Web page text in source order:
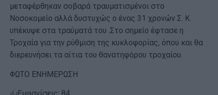
μεταφέρθηκαν σοβαρά τραυματισμένοι στο
Νοσοκομείο αλλά δυστυχώς ο ένας 31 χρονών Σ. Κ.
υπέκυψε στα τραύματά του .Στο σημείο έφτασε η
Τροχαία για την ρύθμιση της κυκλοφορίας, όπου και θα
διερευνήσει τα αίτια του θανατηφόρου τροχαίου.
ΦΩΤΟ ΕΝΗΜΕΡΩΣΗ
Εμφανίσεις: 84